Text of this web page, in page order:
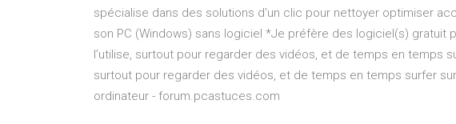
spécialise dans des solutions d'un clic pour nettoyer optimiser
son PC (Windows) sans logiciel *Je préfère des logiciel(s) gratuit
l’utilise, surtout pour regarder des vidéos, et de temps en temps
surtout pour regarder des vidéos, et de temps en temps surfer
ordinateur - forum.pcastuces.com